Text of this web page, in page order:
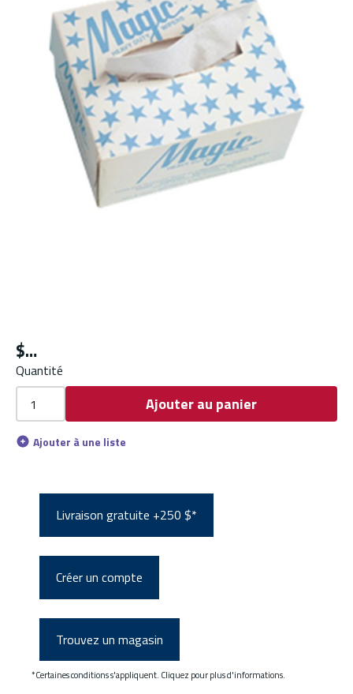
$
Quantité
Ajouter au panier
Ajouter à une liste
Livraison gratuite +250 $*
Créer un compte
Trouvez un magasin
*Certaines conditions s'appliquent. Cliquez pour plus d'informations.